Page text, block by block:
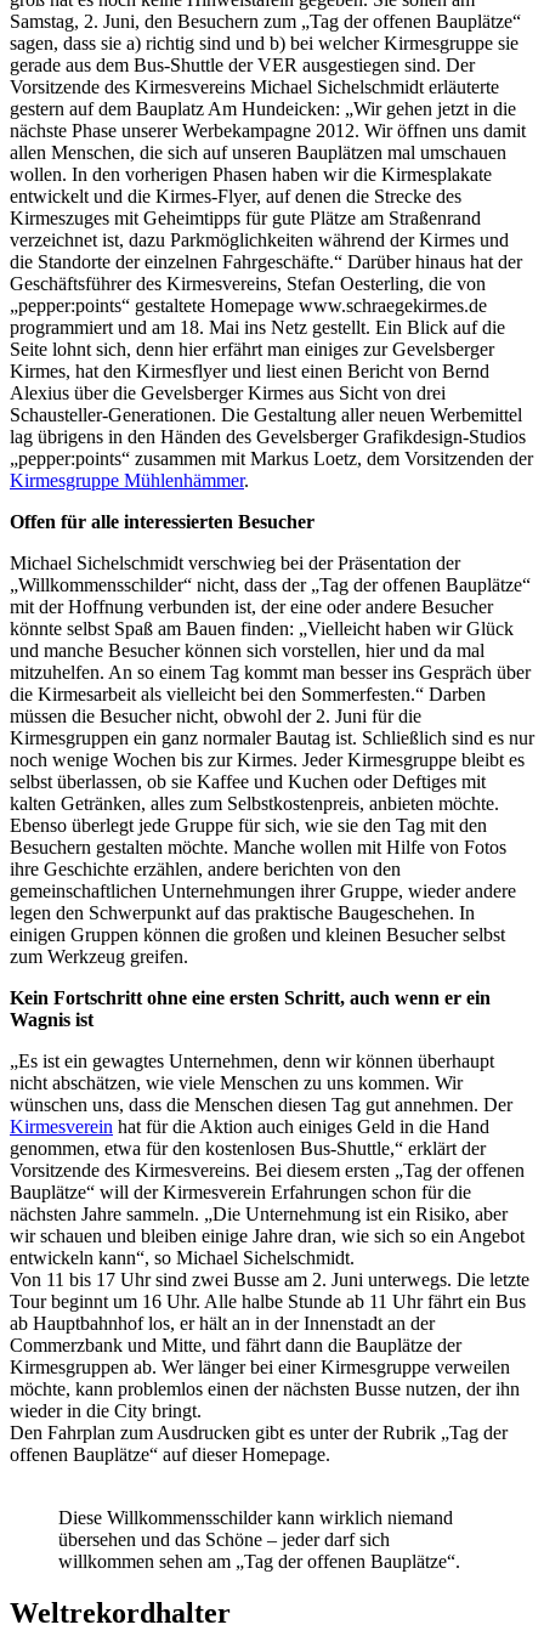
Samstag, 2. Juni, den Besuchern zum „Tag der offenen Bauplätze“
sagen, dass sie a) richtig sind und b) bei welcher Kirmesgruppe sie
gerade aus dem Bus-Shuttle der VER ausgestiegen sind. Der
Vorsitzende des Kirmesvereins Michael Sichelschmidt erläuterte
gestern auf dem Bauplatz Am Hundeicken: „Wir gehen jetzt in die
nächste Phase unserer Werbekampagne 2012. Wir öffnen uns damit
allen Menschen, die sich auf unseren Bauplätzen mal umschauen
wollen. In den vorherigen Phasen haben wir die Kirmesplakate
entwickelt und die Kirmes-Flyer, auf denen die Strecke des
Kirmeszuges mit Geheimtipps für gute Plätze am Straßenrand
verzeichnet ist, dazu Parkmöglichkeiten während der Kirmes und
die Standorte der einzelnen Fahrgeschäfte.“ Darüber hinaus hat der
Geschäftsführer des Kirmesvereins, Stefan Oesterling, die von
„pepper:points“ gestaltete Homepage www.schraegekirmes.de
programmiert und am 18. Mai ins Netz gestellt. Ein Blick auf die
Seite lohnt sich, denn hier erfährt man einiges zur Gevelsberger
Kirmes, hat den Kirmesflyer und liest einen Bericht von Bernd
Alexius über die Gevelsberger Kirmes aus Sicht von drei
Schausteller-Generationen. Die Gestaltung aller neuen Werbemittel
lag übrigens in den Händen des Gevelsberger Grafikdesign-Studios
„pepper:points“ zusammen mit Markus Loetz, dem Vorsitzenden der
Kirmesgruppe Mühlenhämmer.
Offen für alle interessierten Besucher
Michael Sichelschmidt verschwieg bei der Präsentation der
„Willkommensschilder“ nicht, dass der „Tag der offenen Bauplätze“
mit der Hoffnung verbunden ist, der eine oder andere Besucher
könnte selbst Spaß am Bauen finden: „Vielleicht haben wir Glück
und manche Besucher können sich vorstellen, hier und da mal
mitzuhelfen. An so einem Tag kommt man besser ins Gespräch über
die Kirmesarbeit als vielleicht bei den Sommerfesten.“ Darben
müssen die Besucher nicht, obwohl der 2. Juni für die
Kirmesgruppen ein ganz normaler Bautag ist. Schließlich sind es nur
noch wenige Wochen bis zur Kirmes. Jeder Kirmesgruppe bleibt es
selbst überlassen, ob sie Kaffee und Kuchen oder Deftiges mit
kalten Getränken, alles zum Selbstkostenpreis, anbieten möchte.
Ebenso überlegt jede Gruppe für sich, wie sie den Tag mit den
Besuchern gestalten möchte. Manche wollen mit Hilfe von Fotos
ihre Geschichte erzählen, andere berichten von den
gemeinschaftlichen Unternehmungen ihrer Gruppe, wieder andere
legen den Schwerpunkt auf das praktische Baugeschehen. In
einigen Gruppen können die großen und kleinen Besucher selbst
zum Werkzeug greifen.
Kein Fortschritt ohne eine ersten Schritt, auch wenn er ein
Wagnis ist
„Es ist ein gewagtes Unternehmen, denn wir können überhaupt
nicht abschätzen, wie viele Menschen zu uns kommen. Wir
wünschen uns, dass die Menschen diesen Tag gut annehmen. Der
Kirmesverein hat für die Aktion auch einiges Geld in die Hand
genommen, etwa für den kostenlosen Bus-Shuttle,“ erklärt der
Vorsitzende des Kirmesvereins. Bei diesem ersten „Tag der offenen
Bauplätze“ will der Kirmesverein Erfahrungen schon für die
nächsten Jahre sammeln. „Die Unternehmung ist ein Risiko, aber
wir schauen und bleiben einige Jahre dran, wie sich so ein Angebot
entwickeln kann“, so Michael Sichelschmidt.
Von 11 bis 17 Uhr sind zwei Busse am 2. Juni unterwegs. Die letzte
Tour beginnt um 16 Uhr. Alle halbe Stunde ab 11 Uhr fährt ein Bus
ab Hauptbahnhof los, er hält an in der Innenstadt an der
Commerzbank und Mitte, und fährt dann die Bauplätze der
Kirmesgruppen ab. Wer länger bei einer Kirmesgruppe verweilen
möchte, kann problemlos einen der nächsten Busse nutzen, der ihn
wieder in die City bringt.
Den Fahrplan zum Ausdrucken gibt es unter der Rubrik „Tag der
offenen Bauplätze“ auf dieser Homepage.
Diese Willkommensschilder kann wirklich niemand
übersehen und das Schöne – jeder darf sich
willkommen sehen am „Tag der offenen Bauplätze“.
Weltrekordhalter